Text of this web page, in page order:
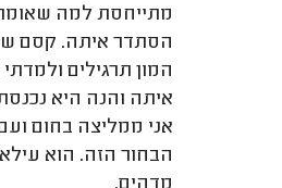
מתייחסת למה
הסתדר איתה. קסם
המון תרגילים
איתה והנה היא
אני ממליצה בחום
הבחור הזה. הוא